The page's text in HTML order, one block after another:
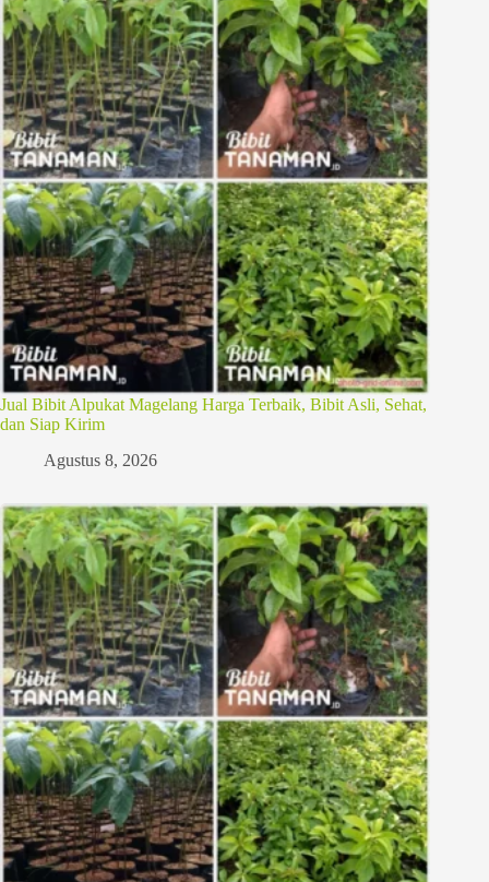
Jual Bibit Alpukat Magelang Harga Terbaik, Bibit Asli, Sehat,
dan Siap Kirim
Agustus 8, 2026